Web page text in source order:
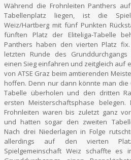
Während die Frohnleiten Panthers
Tabellenplatz liegen, ist die
Weiz/Hartberg mit fünf Punkten
fünften Platz der Eliteliga-Tabelle
Panthers haben den vierten Platz
letzten Runde des
einen Sieg einfahren und zeitgleich auf
von ATSE Graz beim amtierenden
hoffen. Denn nur dann könnte man die
Tabelle überholen und den dritten
ersten Meisterschaftsphase belegen.
Frohnleiten waren bis zuletzt ganz
und hatten sogar den zweiten
Nach drei Niederlagen in Folge
allerdings auf den vierten
Spielgemeinschaft Weiz schaffte es